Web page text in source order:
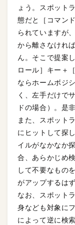
ょう。スポット
態だと［コマン
られていますが
から離さなけれ
ん。そこで提案
ロール］キー＋
ならホームボジ
く、左手だけで
ドの場合）。是
また、スポット
にヒットして探
イルがなかなか
合、あらかじめ
して不要なもの
がアップするはず
なお、スポット
身なども対象に
によって逆に検